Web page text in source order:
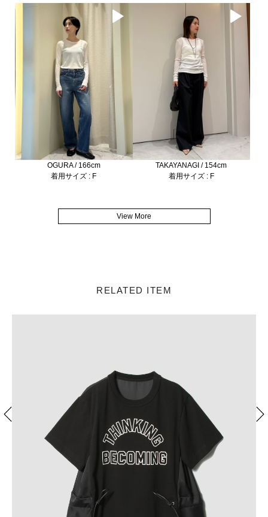
OGURA / 166cm
着用サイズ : F
TAKAYANAGI / 154cm
着用サイズ : F
View More
RELATED ITEM